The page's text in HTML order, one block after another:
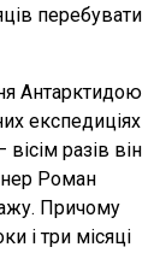
перебувати
Антарктидою
експедиціях
разів він
Роман
Причому
і три місяці